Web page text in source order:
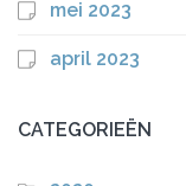
mei 2023
april 2023
CATEGORIEËN